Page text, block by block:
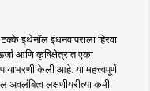
इथेनॉल इंधनवापराला हिरवा
आणि कृषिक्षेत्रात एका
केली आहे. या महत्त्वपूर्ण
अवलंबित्व लक्षणीयरीत्या कमी